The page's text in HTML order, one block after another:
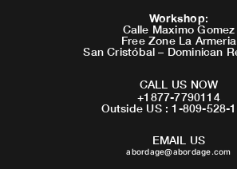
Workshop:
Calle Maximo Gomez
Free Zone La Armeria
San Cristóbal – Dominican
CALL US NOW
+1877-7790114
Outside US : 1-809-528-
EMAIL US
abordage@abordage.com